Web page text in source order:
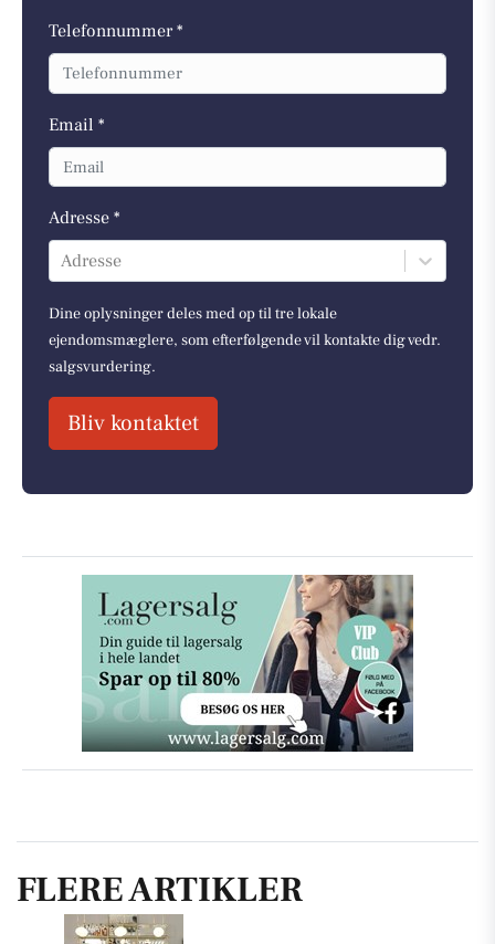
Telefonnummer *
Email *
Adresse *
Adresse
Dine oplysninger deles med op til tre lokale
ejendomsmæglere, som efterfølgende vil kontakte dig vedr.
salgsvurdering.
Bliv kontaktet
FLERE ARTIKLER